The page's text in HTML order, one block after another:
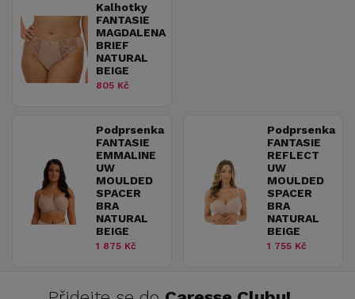
Kalhotky
FANTASIE
MAGDALENA
BRIEF
NATURAL
BEIGE
805 Kč
Podprsenka
FANTASIE
EMMALINE
UW
MOULDED
SPACER
BRA
NATURAL
BEIGE
1 875 Kč
Podprsenka
FANTASIE
REFLECT
UW
MOULDED
SPACER
BRA
NATURAL
BEIGE
1 755 Kč